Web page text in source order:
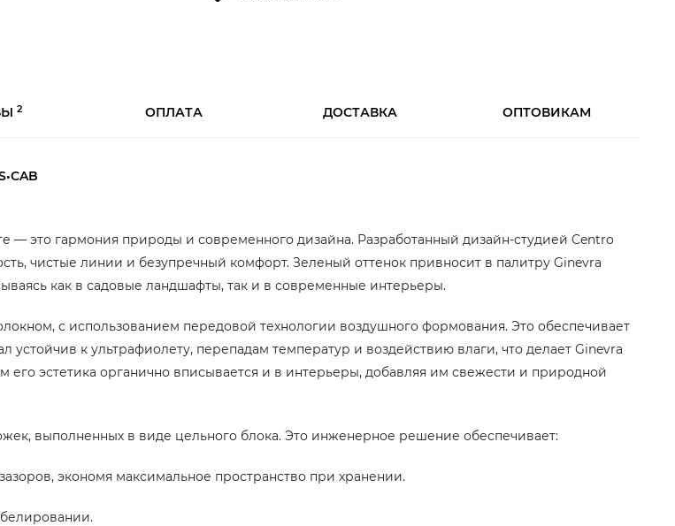
2 ОПЛАТА ДОСТАВКА ОПТОВИКАМ
— это гармония природы и современного дизайна. Разработанный дизайн-студией Centro
чистые линии и безупречный комфорт. Зеленый оттенок привносит в палитру Ginevra
как в садовые ландшафты, так и в современные интерьеры.
с использованием передовой технологии воздушного формования. Это обеспечивает
устойчив к ультрафиолету, перепадам температур и воздействию влаги, что делает Ginevra
эстетика органично вписывается и в интерьеры, добавляя им свежести и природной
выполненных в виде цельного блока. Это инженерное решение обеспечивает:
экономя максимальное пространство при хранении.